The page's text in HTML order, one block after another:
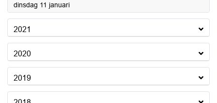
dinsdag 11 januari2022
2021
2020
2019